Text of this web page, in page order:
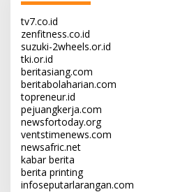
tv7.co.id
zenfitness.co.id
suzuki-2wheels.or.id
tki.or.id
beritasiang.com
beritabolaharian.com
topreneur.id
pejuangkerja.com
newsfortoday.org
ventstimenews.com
newsafric.net
kabar berita
berita printing
infoseputarlarangan.com